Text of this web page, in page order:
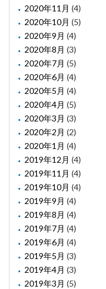
2020年11月 (4)
2020年10月 (5)
2020年9月 (4)
2020年8月 (3)
2020年7月 (5)
2020年6月 (4)
2020年5月 (4)
2020年4月 (5)
2020年3月 (3)
2020年2月 (2)
2020年1月 (4)
2019年12月 (4)
2019年11月 (4)
2019年10月 (4)
2019年9月 (4)
2019年8月 (4)
2019年7月 (4)
2019年6月 (4)
2019年5月 (3)
2019年4月 (3)
2019年3月 (5)